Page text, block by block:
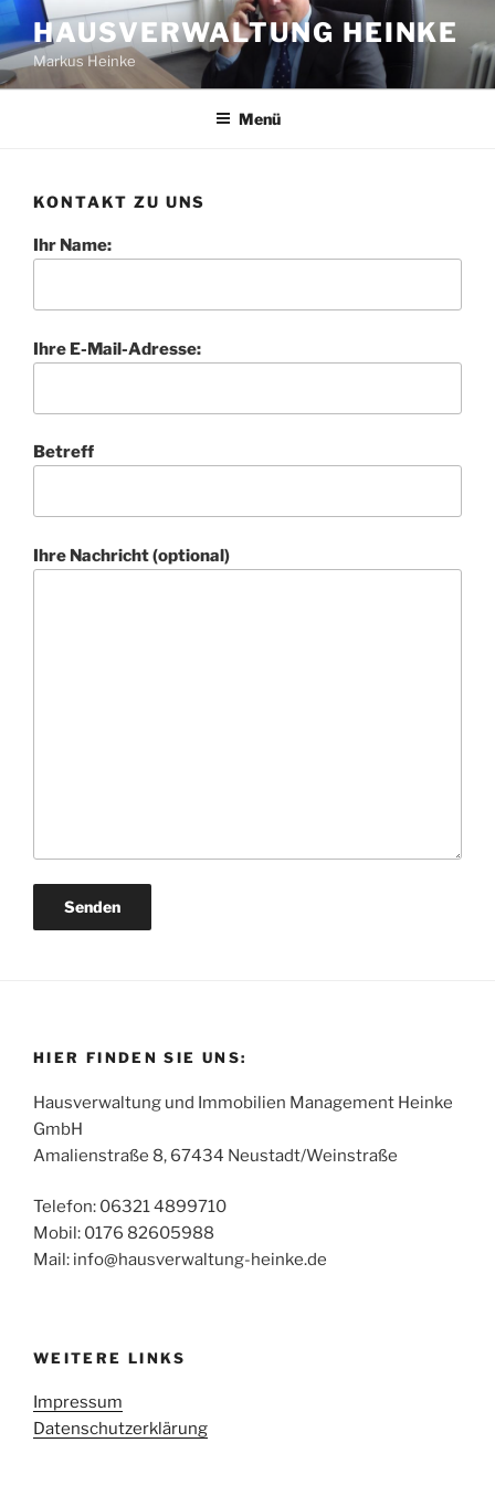
Zum
Inhalt
springen
HAUSVERWALTUNG HEINKE
Markus Heinke
Menü
KONTAKT ZU UNS
Ihr Name:
Ihre E-Mail-Adresse:
Betreff
Ihre Nachricht (optional)
HIER FINDEN SIE UNS:
Hausverwaltung und Immobilien Management Heinke
GmbH
Amalienstraße 8, 67434 Neustadt/Weinstraße
Telefon: 06321 4899710
Mobil: 0176 82605988
Mail: info@hausverwaltung-heinke.de
WEITERE LINKS
Impressum
Datenschutzerklärung